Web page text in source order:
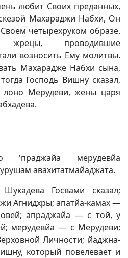
любит Своих преданных,
Махараджи Набхи, Он
четырехруком образе.
жрецы, проводившие
возносить Ему молитвы.
Махарадже Набхи сына,
Господь Вишну сказал,
Мерудеви, жены царя
'праджайа мерудевйа
авахитатмайаджата.
Госвами сказал;
Агнидхры; апатйа-камах —
апраджайа — с той, у
мерудевйа — с Мерудеви;
Личности; йаджна-
который повелевает и